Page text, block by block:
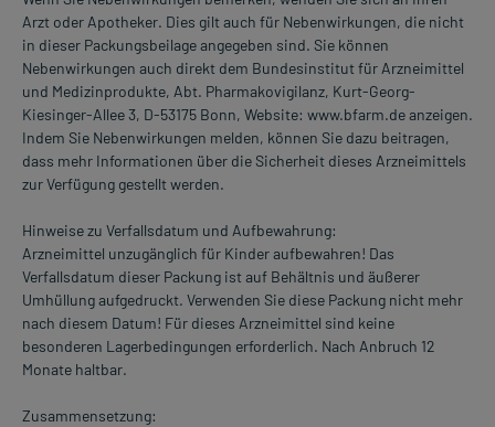
Arzt oder Apotheker. Dies gilt auch für Nebenwirkungen, die nicht
in dieser Packungsbeilage angegeben sind. Sie können
Nebenwirkungen auch direkt dem Bundesinstitut für Arzneimittel
und Medizinprodukte, Abt. Pharmakovigilanz, Kurt-Georg-
Kiesinger-Allee 3, D-53175 Bonn, Website: www.bfarm.de anzeigen.
Indem Sie Nebenwirkungen melden, können Sie dazu beitragen,
dass mehr Informationen über die Sicherheit dieses Arzneimittels
zur Verfügung gestellt werden.
Hinweise zu Verfallsdatum und Aufbewahrung:
Arzneimittel unzugänglich für Kinder aufbewahren! Das
Verfallsdatum dieser Packung ist auf Behältnis und äußerer
Umhüllung aufgedruckt. Verwenden Sie diese Packung nicht mehr
nach diesem Datum! Für dieses Arzneimittel sind keine
besonderen Lagerbedingungen erforderlich. Nach Anbruch 12
Monate haltbar.
Zusammensetzung: